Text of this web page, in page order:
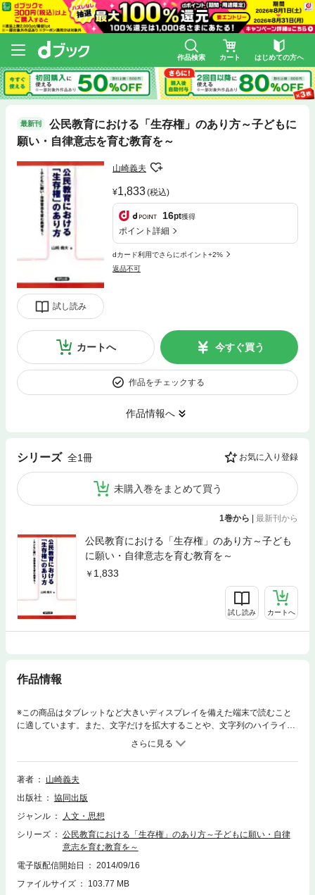
作品検索 カート はじめての方へ
最新刊
公民教育における「生存権」のあり方～子どもに
願い・自律意志を育む教育を～
試し読み
山崎義夫
1,833(税込)
16pt獲得
ポイント詳細
dカード利用でさらにポイント+2%
返品不可
カートへ 今すぐ買う
作品をチェックする
作品情報へ
シリーズ 全1冊 お気に入り登録
未購入巻をまとめて買う
1巻から | 最新刊から
公民教育における「生存権」のあり方～子ども
に願い・自律意志を育む教育を～
1,833
試し読み カートへ
作品情報
※この商品はタブレットなど大きいディスプレイを備えた端末で読むこと
に適しています。また、文字だけを拡大することや、文字列のハイライ
ト、検索、辞書の参照、引用などの機能が使用できません。「子どもに願
い・自律意志を育む教育を」―いまの子どもたちはいじめ、虐待、不登校
などさまざまな問題に囲まれており、憲法で保障された「健康で文化的
な」生活をおくる権利が脅かされている。本書は法学的アプローチに基づ
的アプローチを視点に解説したものである。
著者
山崎義夫
出版社
協同出版
ジャンル
人文・思想
シリーズ
公民教育における「生存権」のあり方～子どもに願い・自律
意志を育む教育を～
電子版配信開始日
2014/09/16
ファイルサイズ
103.77 MB